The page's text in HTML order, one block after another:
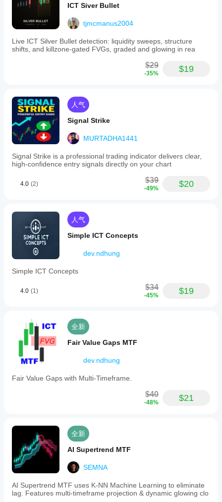
ICT Siver Bullet
tjmcmanus2004
Live ICT Silver Bullet detection: liquidity sweeps, structure
shifts, and killzone-gated FVGs, graded and glowing in rea
$29
-35% $19
人气
Signal Strike
MURTADHA1441
Signal Strike is a professional trading indicator delivers clear,
high‑confidence entry signals directly on your chart
4.0 (2) $39
-49% $20
人气
Simple ICT Concepts
dev.ndhung
Simple ICT Concepts
4.0 (1) $34
-45% $19
全新
Fair Value Gaps MTF
dev.ndhung
Fair Value Gaps with Multi-Timeframe.
$40
-48% $21
全新
AI Supertrend MTF
SEMNA
AI Supertrend MTF uses K-NN Machine Learning to eliminate
lag. Features multi-timeframe projection & dynamic glowing clo